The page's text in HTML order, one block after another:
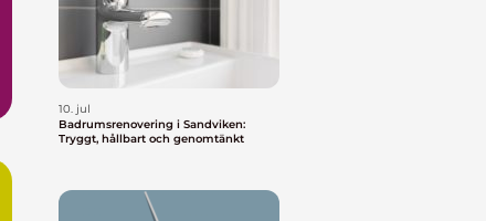
10. jul
Badrumsrenovering i Sandviken:
Tryggt, hållbart och genomtänkt